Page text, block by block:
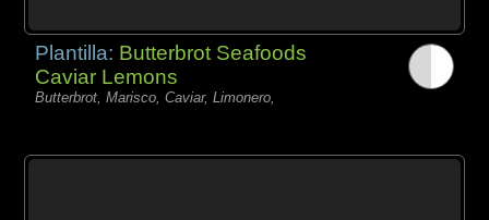
Plantilla: Butterbrot Seafoods
Caviar Lemons
Butterbrot, Marisco, Caviar, Limonero,